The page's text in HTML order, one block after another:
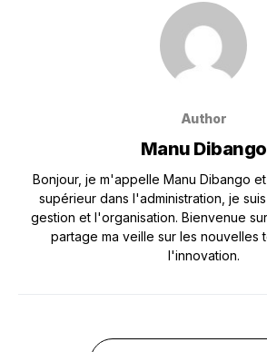
Author
Manu Dibango
Bonjour, je m'appelle Manu Dibango
supérieur dans l'administration, je
gestion et l'organisation. Bienvenue
partage ma veille sur les nouvelles
l'innovation.